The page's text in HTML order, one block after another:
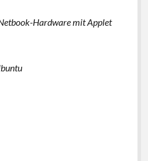
Hardware mit Applet